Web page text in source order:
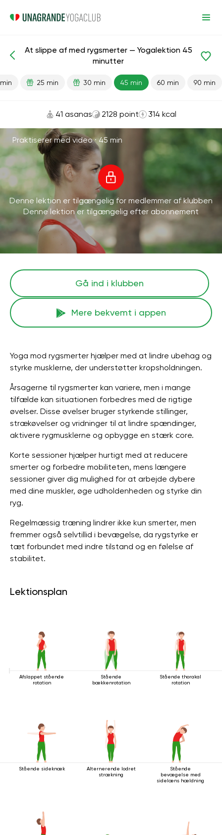
Færdiglavede lektioner Tilbage
At slippe af med rygsmerter — Yogalektion 45
minutter
25 min 30 min 45 min 60 min 90 min
41 asanas 2128 point 314 kcal
Praktiserer med video ·45 min
Denne lektion er tilgængelig for medlemmer af klubben
Denne lektion er tilgængelig efter abonnement
Gå ind i klubben
Mere bekvemt i appen
Yoga mod rygsmerter hjælper med at lindre ubehag og
styrke musklerne, der understøtter kropsholdningen.
Årsagerne til rygsmerter kan variere, men i mange
tilfælde kan situationen forbedres med de rigtige
øvelser. Disse øvelser bruger styrkende stillinger,
strækøvelser og vridninger til at lindre spændinger,
aktivere rygmusklerne og opbygge en stærk core.
Korte sessioner hjælper hurtigt med at reducere
smerter og forbedre mobiliteten, mens længere
sessioner giver dig mulighed for at arbejde dybere
med dine muskler, øge udholdenheden og styrke din
ryg.
Regelmæssig træning lindrer ikke kun smerter, men
fremmer også selvtillid i bevægelse, da rygstyrke er
tæt forbundet med indre tilstand og en følelse af
stabilitet.
Lektionsplan
Afslappet stående
rotation
Stående
bækkenrotation
Stående thorakal
rotation
Stående sideknæk
Alternerende lodret
strækning
Stående
bevægelse med
sidelæns hældning